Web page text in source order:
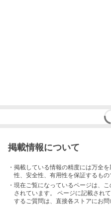
掲載情報について
・掲載している情報の精度には万全
性、安全性、有用性を保証するもの
・現在ご覧になっているページは、こ
されています。 ページに記載され
するご質問は、直接各ストアにお問